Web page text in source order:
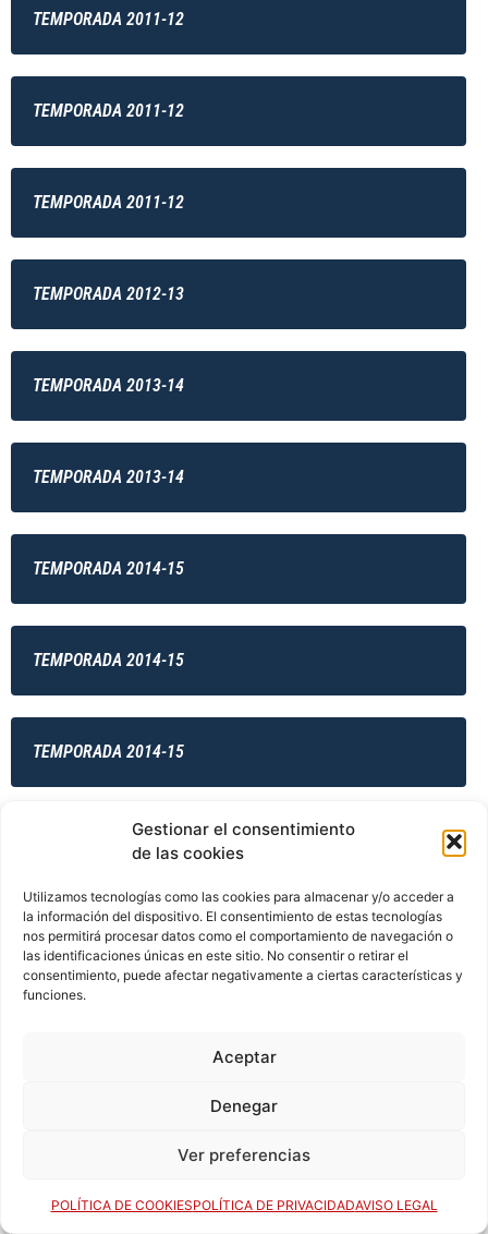
Gestionar el consentimiento
de las cookies
Utilizamos tecnologías como las cookies para almacenar y/o acceder a
la información del dispositivo. El consentimiento de estas tecnologías
nos permitirá procesar datos como el comportamiento de navegación o
las identificaciones únicas en este sitio. No consentir o retirar el
consentimiento, puede afectar negativamente a ciertas características y
funciones.
Aceptar
Denegar
Ver preferencias
POLÍTICA DE COOKIESPOLÍTICA DE PRIVACIDADAVISO LEGAL
TEMPORADA 2011-12
TEMPORADA 2011-12
TEMPORADA 2011-12
TEMPORADA 2012-13
TEMPORADA 2013-14
TEMPORADA 2013-14
TEMPORADA 2014-15
TEMPORADA 2014-15
TEMPORADA 2014-15
TEMPORADA 2014-15
TEMPORADA 2014-15
TEMPORADA 2015-16